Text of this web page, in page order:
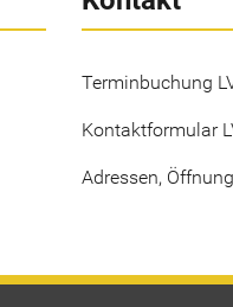
Terminbuchung
Kontaktformular
Adressen,